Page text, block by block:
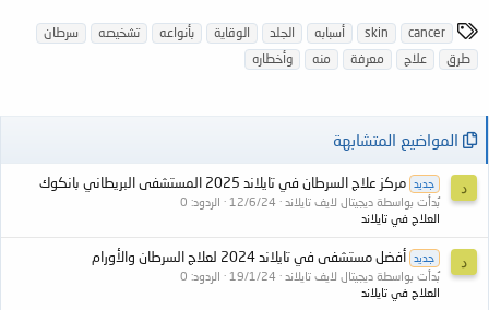
ا
ل
و
م
cancer
skin أسبابه الجلد الوقاية بأنواعه تشخيصه
سرطان
طرق
علاج معرفة منه وأخطاره
المواضيع المتشابهة
د جديد مركز علاج السرطان في تايلاند 2025 المستشفى البريطاني بانكوك
بُدأت بواسطة ديجيتال لايف تايلاند 12/6/24
الردود: 0
العلاج في تايلاند
د جديد أفضل مستشفى في تايلاند 2024 لعلاج السرطان والأورام
بُدأت بواسطة ديجيتال لايف تايلاند 19/1/24
الردود: 0
العلاج في تايلاند